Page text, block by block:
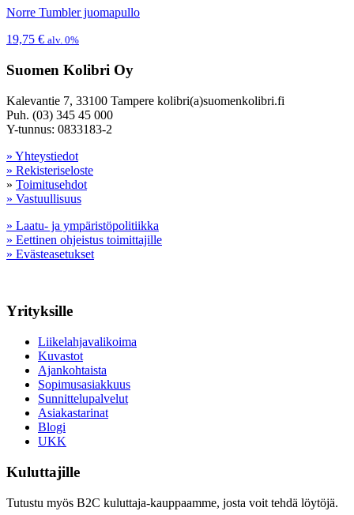
Norre Tumbler juomapullo
19,75 € alv. 0%
Suomen Kolibri Oy
Kalevantie 7, 33100 Tampere kolibri(a)suomenkolibri.fi
Puh. (03) 345 45 000
Y-tunnus: 0833183-2
» Yhteystiedot
» Rekisteriseloste
» Toimitusehdot
» Vastuullisuus
» Laatu- ja ympäristöpolitiikka
» Eettinen ohjeistus toimittajille
» Evästeasetukset
Yrityksille
Liikelahjavalikoima
Kuvastot
Ajankohtaista
Sopimusasiakkuus
Sunnittelupalvelut
Asiakastarinat
Blogi
UKK
Kuluttajille
Tutustu myös B2C kuluttaja-kauppaamme, josta voit tehdä löytöjä.